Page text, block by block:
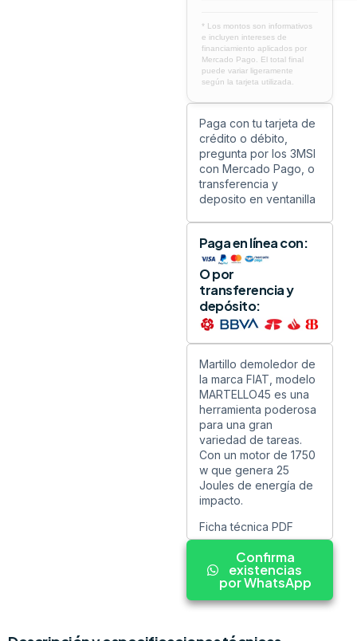
* Los montos son informativos
e incluyen intereses de
financiamiento aplicados por
Mercado Pago. El total final
puede variar ligeramente
según la tarjeta utilizada.
Paga con tu tarjeta de
crédito o débito,
pregunta por los 3MSI
con Mercado Pago, o
transferencia y
deposito en ventanilla
Paga en línea con:
O por
transferencia y
depósito:
Martillo demoledor de
la marca FIAT, modelo
MARTELLO45 es una
herramienta poderosa
para una gran
variedad de tareas.
Con un motor de 1750
w que genera 25
Joules de energía de
impacto.
Ficha técnica PDF
Confirma
existencias
por WhatsApp